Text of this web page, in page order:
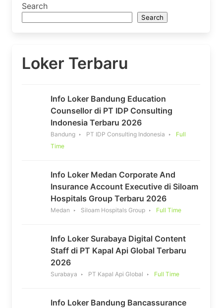
Search
Search
Loker Terbaru
Info Loker Bandung Education
Counsellor di PT IDP Consulting
Indonesia Terbaru 2026
Bandung PT IDP Consulting Indonesia
Full
Time
Info Loker Medan Corporate And
Insurance Account Executive di Siloam
Hospitals Group Terbaru 2026
Medan Siloam Hospitals Group Full Time
Info Loker Surabaya Digital Content
Staff di PT Kapal Api Global Terbaru
2026
Surabaya PT Kapal Api Global Full Time
Info Loker Bandung Bancassurance